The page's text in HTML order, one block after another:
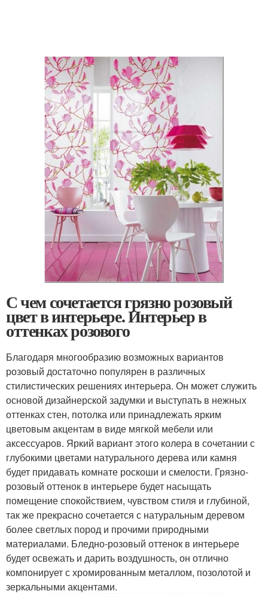
С чем сочетается грязно розовый
цвет в интерьере. Интерьер в
оттенках розового
Благодаря многообразию возможных вариантов
розовый достаточно популярен в различных
стилистических решениях интерьера. Он может служить
основой дизайнерской задумки и выступать в нежных
оттенках стен, потолка или принадлежать ярким
цветовым акцентам в виде мягкой мебели или
аксессуаров. Яркий вариант этого колера в сочетании с
глубокими цветами натурального дерева или камня
будет придавать комнате роскоши и смелости. Грязно-
розовый оттенок в интерьере будет насыщать
помещение спокойствием, чувством стиля и глубиной,
так же прекрасно сочетается с натуральным деревом
более светлых пород и прочими природными
материалами. Бледно-розовый оттенок в интерьере
будет освежать и дарить воздушность, он отлично
компонирует с хромированным металлом, позолотой и
зеркальными акцентами.